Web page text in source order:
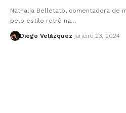
Nathalia Belletato, comentadora de
pelo estilo retrô na…
Diego Velázquez janeiro 23, 2024